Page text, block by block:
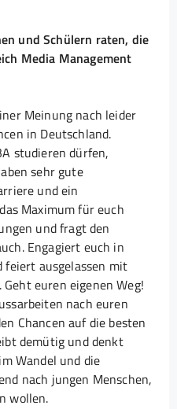
und Schülern raten, die
Media Management
Meinung nach leider
in Deutschland.
studieren dürfen,
sehr gute
und ein
Maximum für euch
und fragt den
Engagiert euch in
ausgelassen mit
euren eigenen Weg!
nach euren
Chancen auf die besten
demütig und denkt
Wandel und die
nach jungen Menschen,
wollen.